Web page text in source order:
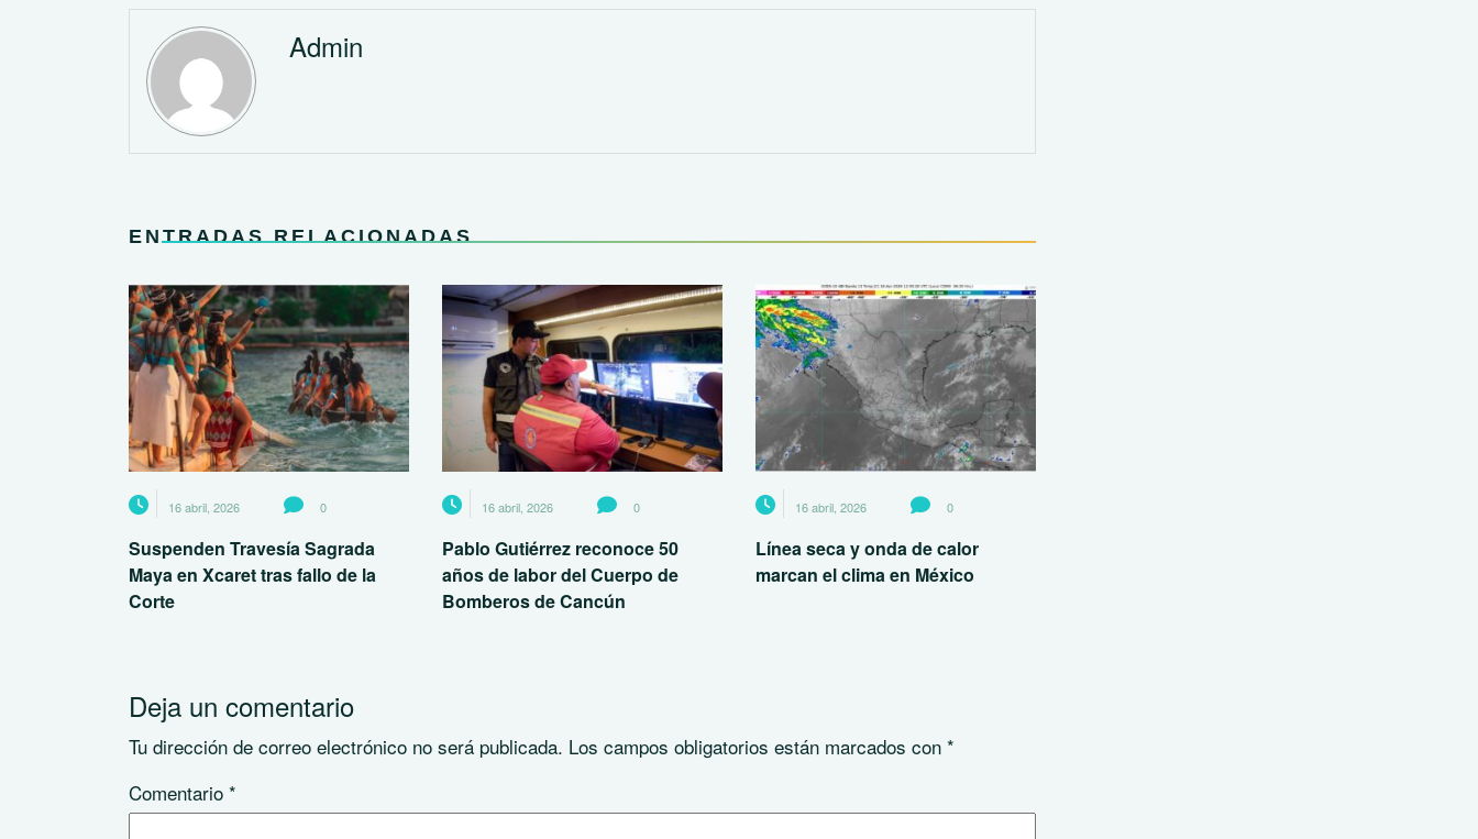
Admin
ENTRADAS RELACIONADAS
16 abril, 2026 0
Suspenden Travesía Sagrada
Maya en Xcaret tras fallo de la
Corte
16 abril, 2026 0
Pablo Gutiérrez reconoce 50
años de labor del Cuerpo de
Bomberos de Cancún
16 abril, 2026 0
Línea seca y onda de calor
marcan el clima en México
Deja un comentario
Tu dirección de correo electrónico no será publicada. Los campos obligatorios están marcados con *
Comentario *